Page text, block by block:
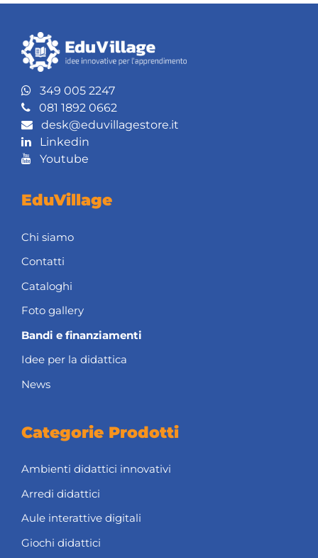
349 005 2247
081 1892 0662
desk@eduvillagestore.it
Linkedin
Youtube
EduVillage
Chi siamo
Contatti
Cataloghi
Foto gallery
Bandi e finanziamenti
Idee per la didattica
News
Categorie Prodotti
Ambienti didattici innovativi
Arredi didattici
Aule interattive digitali
Giochi didattici